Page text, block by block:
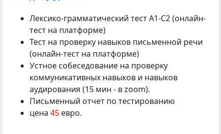
Лексико-грамматический тест А1-С2 (онлайн-
тест на платформе)
Тест на проверку навыков письменной речи
(онлайн-тест на платформе)
Устное собеседование на проверку
коммуникативных навыков и навыков
аудирования (15 мин - в zoom).
Письменный отчет по тестированию
цена 45 евро.